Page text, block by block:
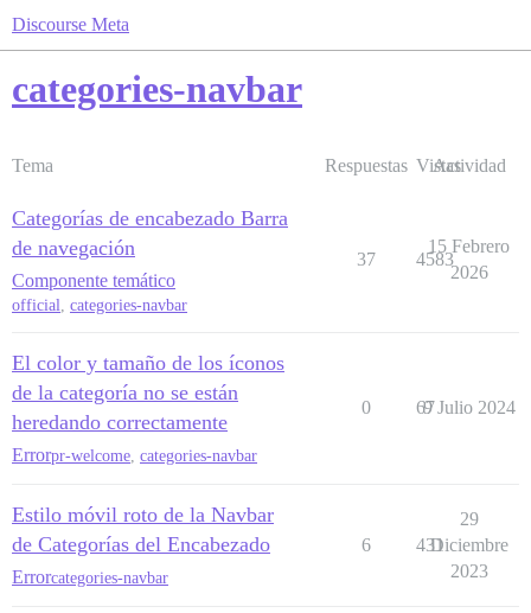
Discourse Meta
categories-navbar
Tema Respuestas Vistas
Actividad
Categorías de encabezado Barra
de navegación
Componente temático
official, categories-navbar
37 4583
15 Febrero
2026
El color y tamaño de los íconos
de la categoría no se están
heredando correctamente
Errorpr-welcome categories-navbar
0 67
9 Julio 2024
Estilo móvil roto de la Navbar
de Categorías del Encabezado
Errorcategories-navbar
6 431
29
Diciembre
2023